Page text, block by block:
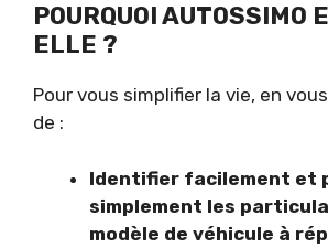
POURQUOI AUTOSSIMO
ELLE ?
Pour vous simplifier la vie, en
de :
Identifier facilement et
simplement les
modèle de véhicule à